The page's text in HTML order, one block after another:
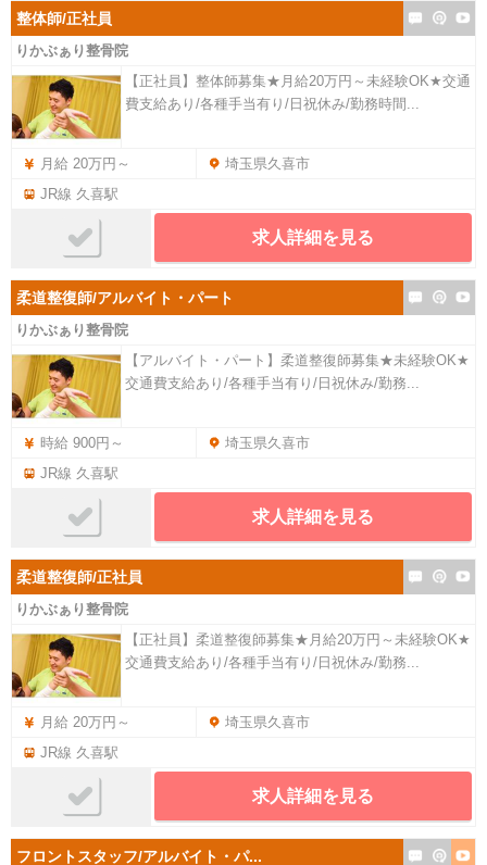
整体師/正社員
りかぶぁり整骨院
【正社員】整体師募集★月給20万円～未経験OK★交通
費支給あり/各種手当有り/日祝休み/勤務時間...
月給 20万円～
埼玉県久喜市
JR線 久喜駅
求人詳細を見る
柔道整復師/アルバイト・パート
りかぶぁり整骨院
【アルバイト・パート】柔道整復師募集★未経験OK★
交通費支給あり/各種手当有り/日祝休み/勤務...
時給 900円～
埼玉県久喜市
JR線 久喜駅
求人詳細を見る
柔道整復師/正社員
りかぶぁり整骨院
【正社員】柔道整復師募集★月給20万円～未経験OK★
交通費支給あり/各種手当有り/日祝休み/勤務...
月給 20万円～
埼玉県久喜市
JR線 久喜駅
求人詳細を見る
フロントスタッフ/アルバイト・パ...